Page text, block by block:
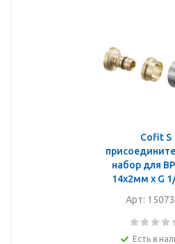
Cofit S
набор для
14x2мм x G
Арт:
Есть в